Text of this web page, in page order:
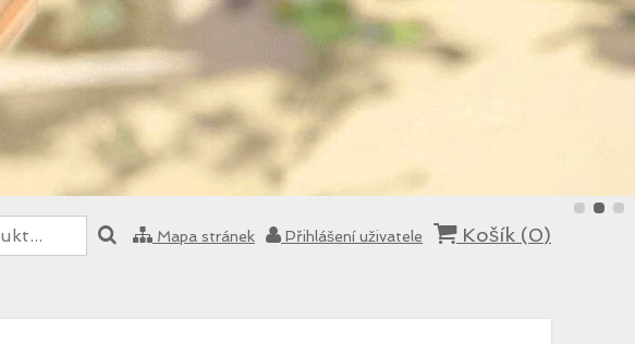
Mapa stránek Přihlášení uživatele Košík (0)